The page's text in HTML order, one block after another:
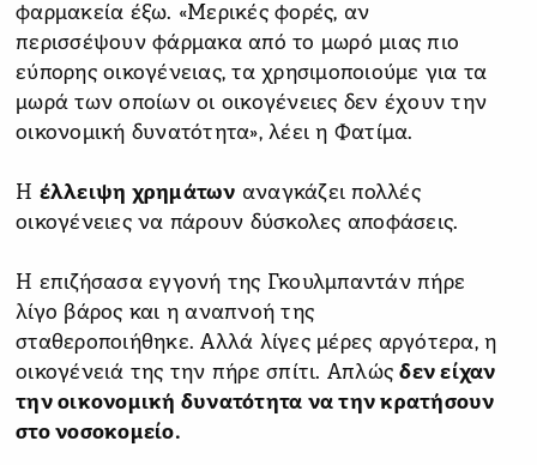
φαρμακεία έξω. «Μερικές φορές, αν
περισσέψουν φάρμακα από το μωρό μιας πιο
εύπορης οικογένειας, τα χρησιμοποιούμε για τα
μωρά των οποίων οι οικογένειες δεν έχουν την
οικονομική δυνατότητα», λέει η Φατίμα.
Η έλλειψη χρημάτων αναγκάζει πολλές
οικογένειες να πάρουν δύσκολες αποφάσεις.
Η επιζήσασα εγγονή της Γκουλμπαντάν πήρε
λίγο βάρος και η αναπνοή της
σταθεροποιήθηκε. Αλλά λίγες μέρες αργότερα, η
οικογένειά της την πήρε σπίτι. Απλώςδεν είχαν
την οικονομική δυνατότητα να την κρατήσουν
στο νοσοκομείο.